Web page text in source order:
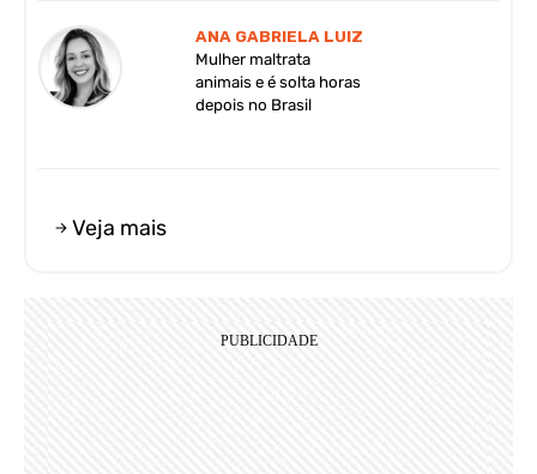
ANA GABRIELA LUIZ
Mulher maltrata
animais e é solta horas
depois no Brasil
Veja mais